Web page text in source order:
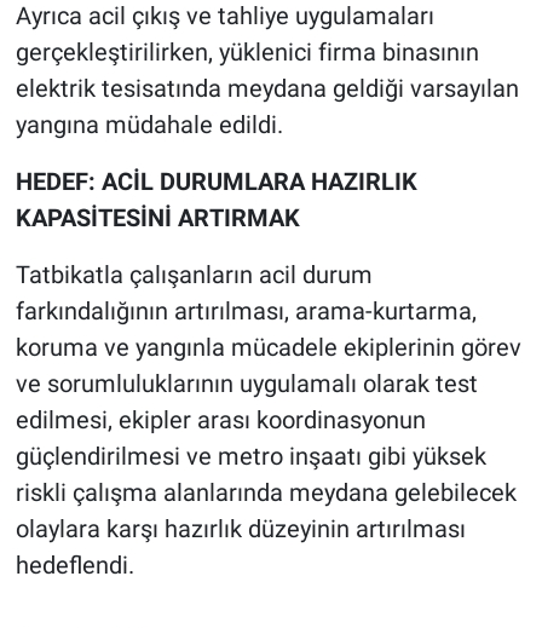
Ayrıca acil çıkış ve tahliye uygulamaları
gerçekleştirilirken, yüklenici firma binasının
elektrik tesisatında meydana geldiği varsayılan
yangına müdahale edildi.
HEDEF: ACİL DURUMLARA HAZIRLIK
KAPASİTESİNİ ARTIRMAK
Tatbikatla çalışanların acil durum
farkındalığının artırılması, arama-kurtarma,
koruma ve yangınla mücadele ekiplerinin görev
ve sorumluluklarının uygulamalı olarak test
edilmesi, ekipler arası koordinasyonun
güçlendirilmesi ve metro inşaatı gibi yüksek
riskli çalışma alanlarında meydana gelebilecek
olaylara karşı hazırlık düzeyinin artırılması
hedeflendi.